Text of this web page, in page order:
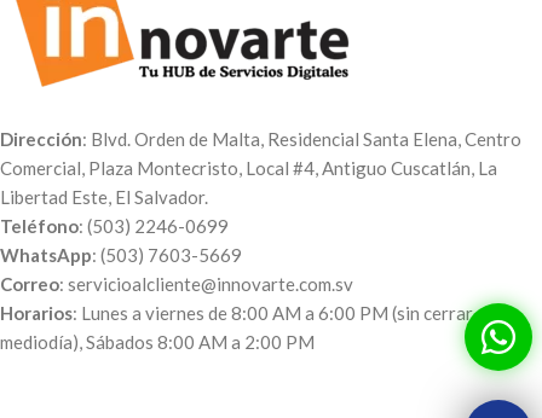
Dirección: Blvd. Orden de Malta, Residencial Santa Elena, Centro
Comercial, Plaza Montecristo, Local #4, Antiguo Cuscatlán, La
Libertad Este, El Salvador.
Teléfono: (503) 2246-0699
WhatsApp: (503) 7603-5669
Correo: servicioalcliente@innovarte.com.sv
Horarios: Lunes a viernes de 8:00 AM a 6:00 PM (sin cerrar al
mediodía), Sábados 8:00 AM a 2:00 PM